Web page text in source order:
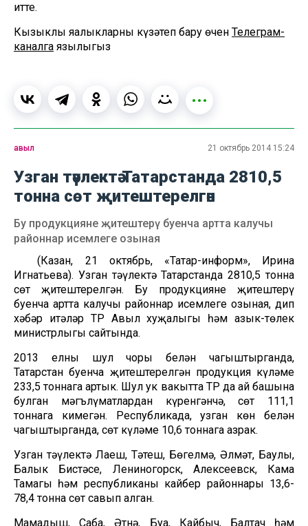
итте.
Кызыклы яңалыкларны күзәтеп бару өчен Телеграм-
каналга язылыгыз
авыл 21 октябрь 2014 15:24
Узган тәүлектә Татарстанда 2810,5
тонна сөт җитештерелгән
Бу продукцияне җитештерү буенча артта калучы
районнар исемлеге озыная
(Казан, 21 октябрь, «Татар-информ», Ирина
Игнатьева). Узган тәүлектә Татарстанда 2810,5 тонна
сөт җитештерелгән. Бу продукцияне җитештерү
буенча артта калучы районнар исемлеге озыная, дип
хәбәр итәләр ТР Авыл хуҗалыгы һәм азык-төлек
министрлыгы сайтында.
2013 елның шул чоры белән чагыштырганда,
Татарстан буенча җитештерелгән продукция күләме
233,5 тоннага артык. Шул ук вакытта ТР да ай башына
булган мәгълүматлардан күренгәнчә, сөт 111,1
тоннага кимегән. Республикада, узган көн белән
чагыштырганда, сөт күләме 10,6 тоннага азрак.
Узган тәүлектә Лаеш, Тәтеш, Бөгелмә, Әлмәт, Баулы,
Балык Бистәсе, Лениногорск, Алексеевск, Кама
Тамагы һәм республиканың кайбер районнары 13,6-
78,4 тонна сөт савып алган.
Мамадыш, Саба, Әтнә, Буа, Кайбыч, Балтач һәм